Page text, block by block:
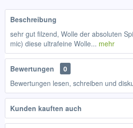
Beschreibung
sehr gut filzend, Wolle der absoluten
mic) diese ultrafeine Wolle... mehr
Bewertungen
0
Bewertungen lesen, schreiben und
Kunden kauften auch